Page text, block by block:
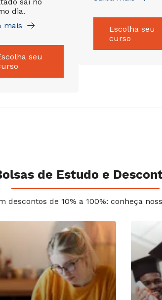
dia.
mais
seu
Escolha seu
curso
de Estudo e
descontos de 10% a 100%: conheça